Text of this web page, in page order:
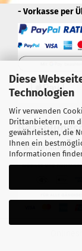
Diese
Technologien
Wir verwenden
Drittanbietern, um
gewährleisten, die
Ihnen ein
Informationen
- Vorkasse per
- Barzahlung